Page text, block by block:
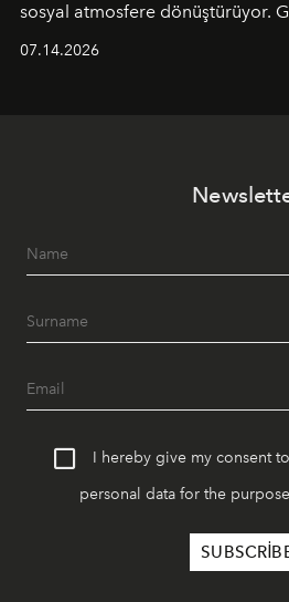
sosyal atmosfere dönüştürüyor.
geceye taşıyarak her hafta farklı
07.14.2026
I hereby give my consent
personal data for the